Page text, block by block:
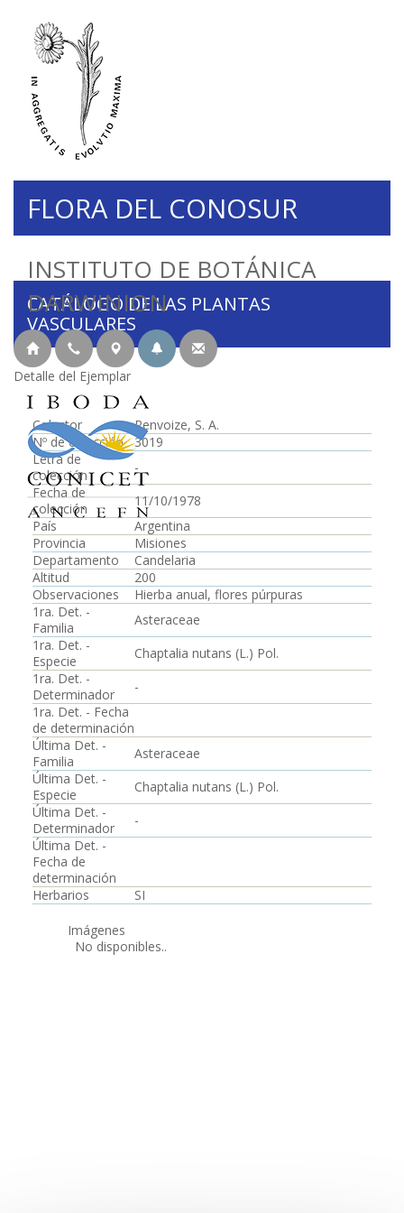
INSTITUTO DE BOTÁNICA
DARWINION
FLORA DEL CONOSUR
CATÁLOGO DE LAS PLANTAS
VASCULARES
Detalle del Ejemplar
Colector
Renvoize, S. A.
Nº de colección
3019
Letra de
colección
-
Fecha de
colección
11/10/1978
País
Argentina
Provincia
Misiones
Departamento
Candelaria
Altitud
200
Observaciones
Hierba anual, flores púrpuras
1ra. Det. -
Familia
Asteraceae
1ra. Det. -
Especie
Chaptalia nutans (L.) Pol.
1ra. Det. -
Determinador
-
1ra. Det. - Fecha
de determinación
Última Det. -
Familia
Asteraceae
Última Det. -
Especie
Chaptalia nutans (L.) Pol.
Última Det. -
Determinador
-
Última Det. -
Fecha de
determinación
Herbarios
SI
Imágenes
No disponibles..